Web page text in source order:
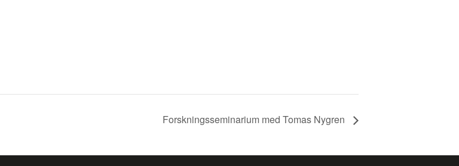
Forskningsseminarium med Tomas Nygren